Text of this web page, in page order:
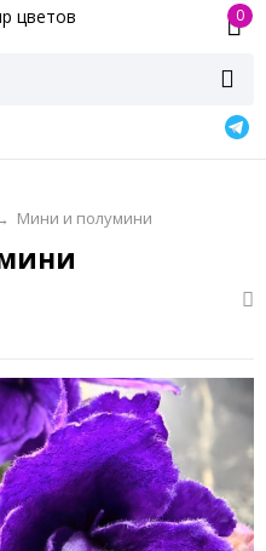
0
Мини и полумини